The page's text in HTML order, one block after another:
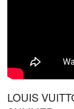
LOUIS